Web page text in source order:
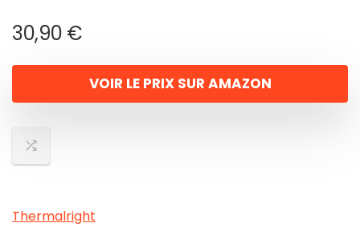
30,90 €
VOIR LE PRIX SUR AMAZON
Thermalright